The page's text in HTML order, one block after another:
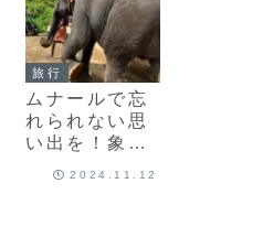
旅行
ムナールで忘
れられない思
い出を！象乗
2024.11.12